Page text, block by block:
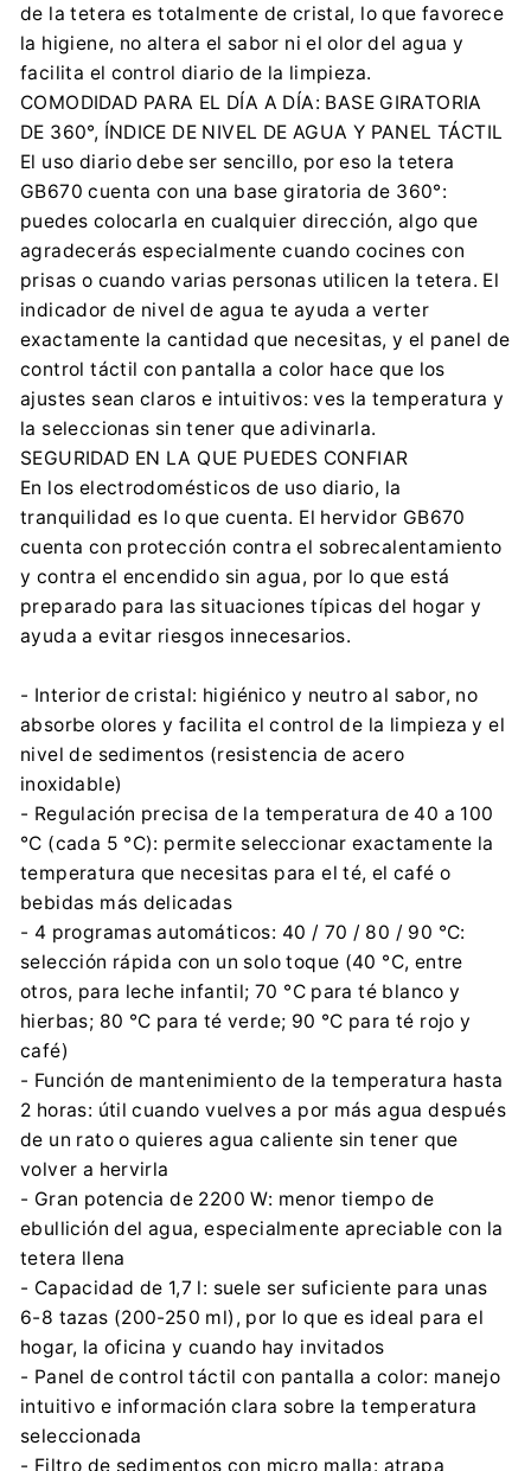
de la tetera es totalmente de cristal, lo que favorece
la higiene, no altera el sabor ni el olor del agua y
facilita el control diario de la limpieza.
COMODIDAD PARA EL DÍA A DÍA: BASE GIRATORIA
DE 360°, ÍNDICE DE NIVEL DE AGUA Y PANEL TÁCTIL
El uso diario debe ser sencillo, por eso la tetera
GB670 cuenta con una base giratoria de 360°:
puedes colocarla en cualquier dirección, algo que
agradecerás especialmente cuando cocines con
prisas o cuando varias personas utilicen la tetera. El
indicador de nivel de agua te ayuda a verter
exactamente la cantidad que necesitas, y el panel de
control táctil con pantalla a color hace que los
ajustes sean claros e intuitivos: ves la temperatura y
la seleccionas sin tener que adivinarla.
SEGURIDAD EN LA QUE PUEDES CONFIAR
En los electrodomésticos de uso diario, la
tranquilidad es lo que cuenta. El hervidor GB670
cuenta con protección contra el sobrecalentamiento
y contra el encendido sin agua, por lo que está
preparado para las situaciones típicas del hogar y
ayuda a evitar riesgos innecesarios.
- Interior de cristal: higiénico y neutro al sabor, no
absorbe olores y facilita el control de la limpieza y el
nivel de sedimentos (resistencia de acero
inoxidable)
- Regulación precisa de la temperatura de 40 a 100
°C (cada 5 °C): permite seleccionar exactamente la
temperatura que necesitas para el té, el café o
bebidas más delicadas
- 4 programas automáticos: 40 / 70 / 80 / 90 °C:
selección rápida con un solo toque (40 °C, entre
otros, para leche infantil; 70 °C para té blanco y
hierbas; 80 °C para té verde; 90 °C para té rojo y
café)
- Función de mantenimiento de la temperatura hasta
2 horas: útil cuando vuelves a por más agua después
de un rato o quieres agua caliente sin tener que
volver a hervirla
- Gran potencia de 2200 W: menor tiempo de
ebullición del agua, especialmente apreciable con la
tetera llena
- Capacidad de 1,7 l: suele ser suficiente para unas
6-8 tazas (200-250 ml), por lo que es ideal para el
hogar, la oficina y cuando hay invitados
- Panel de control táctil con pantalla a color: manejo
intuitivo e información clara sobre la temperatura
seleccionada
- Filtro de sedimentos con micro malla: atrapa